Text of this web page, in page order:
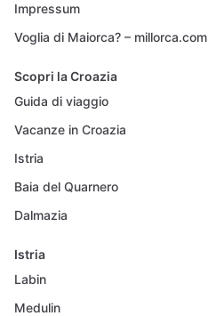
Impressum
Voglia di Maiorca? – millorca.com
Scopri la Croazia
Guida di viaggio
Vacanze in Croazia
Istria
Baia del Quarnero
Dalmazia
Istria
Labin
Medulin